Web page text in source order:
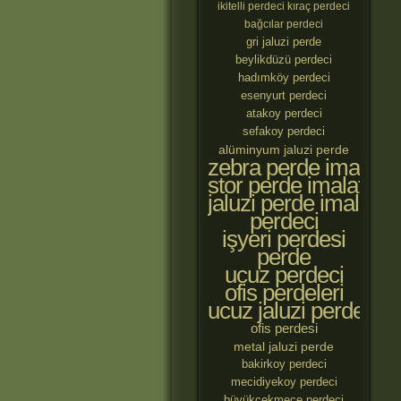
ikitelli perdeci kıraç perdeci
bağcılar perdeci
gri jaluzi perde
beylikdüzü perdeci
hadımköy perdeci
esenyurt perdeci
atakoy perdeci
sefakoy perdeci
alüminyum jaluzi perde
zebra perde
stor perde imalatçıları
jaluzi perde
perdeci
işyeri perdesi
perde
ucuz perdeci
ofis perdeleri
ucuz jaluzi perde
ofis perdesi
metal jaluzi perde
bakirkoy perdeci
mecidiyekoy perdeci